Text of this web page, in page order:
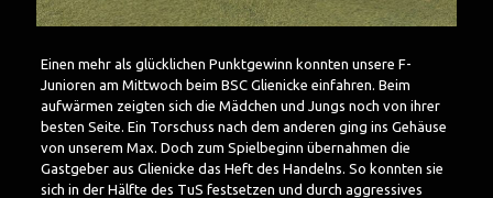
Einen mehr als glücklichen Punktgewinn konnten unsere F-
Junioren am Mittwoch beim BSC Glienicke einfahren. Beim
aufwärmen zeigten sich die Mädchen und Jungs noch von ihrer
besten Seite. Ein Torschuss nach dem anderen ging ins Gehäuse
von unserem Max. Doch zum Spielbeginn übernahmen die
Gastgeber aus Glienicke das Heft des Handelns. So konnten sie
sich in der Hälfte des TuS festsetzen und durch aggressives